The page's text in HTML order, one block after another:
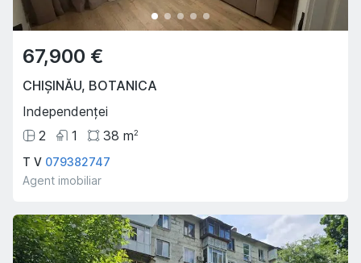
67,900 €
CHIȘINĂU, BOTANICA
Independenței
2
1 38 m2
T V 079382747
Agent imobiliar